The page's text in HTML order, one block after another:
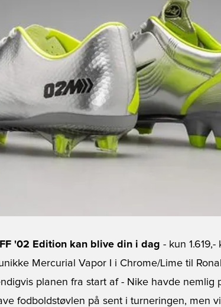
'02 Edition kan blive din i dag - kun 1.619,-
Mercurial Vapor I i Chrome/Lime til
planen fra start af - Nike havde nemlig
fodboldstøvlen på sent i turneringen, men